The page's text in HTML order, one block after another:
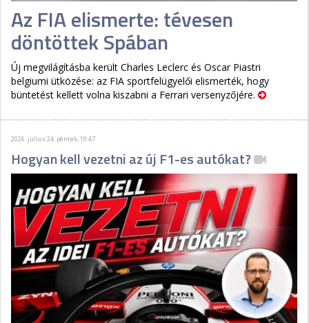
Az FIA elismerte: tévesen
döntöttek Spában
Új megvilágításba került Charles Leclerc és Oscar Piastri
belgiumi ütközése: az FIA sportfelügyelői elismerték, hogy
büntetést kellett volna kiszabni a Ferrari versenyzőjére.
2026. július 24. péntek, 10:47
Hogyan kell vezetni az új F1-es autókat?